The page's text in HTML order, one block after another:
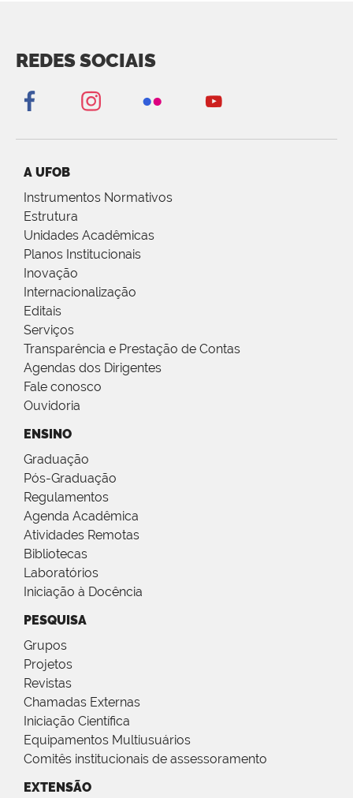
REDES SOCIAIS
A UFOB
Instrumentos Normativos
Estrutura
Unidades Acadêmicas
Planos Institucionais
Inovação
Internacionalização
Editais
Serviços
Transparência e Prestação de Contas
Agendas dos Dirigentes
Fale conosco
Ouvidoria
ENSINO
Graduação
Pós-Graduação
Regulamentos
Agenda Acadêmica
Atividades Remotas
Bibliotecas
Laboratórios
Iniciação à Docência
PESQUISA
Grupos
Projetos
Revistas
Chamadas Externas
Iniciação Científica
Equipamentos Multiusuários
Comitês institucionais de assessoramento
EXTENSÃO